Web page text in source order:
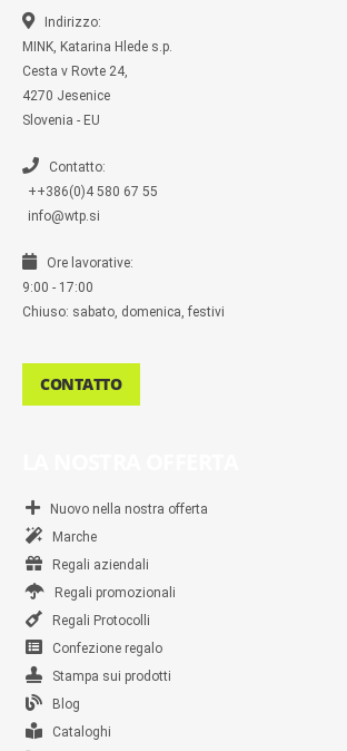
k
-
m
e
s
s
e
n
r
Indirizzo:
MINK, Katarina Hlede s.p.
Cesta v Rovte 24,
4270 Jesenice
Slovenia - EU
Contatto:
++386(0)4 580 67 55
info@wtp.si
Ore lavorative:
9:00 - 17:00
Chiuso: sabato, domenica, festivi
CONTATTO
Nuovo nella nostra offerta
Marche
Regali aziendali
Regali promozionali
Regali Protocolli
Confezione regalo
Stampa sui prodotti
Blog
Cataloghi